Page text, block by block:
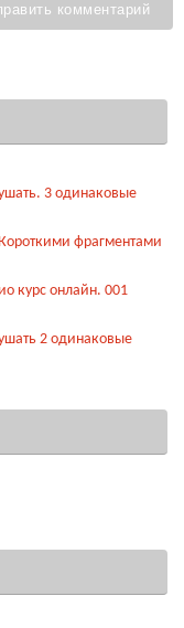
3 одинаковые
фрагментами
курс онлайн. 001
2 одинаковые